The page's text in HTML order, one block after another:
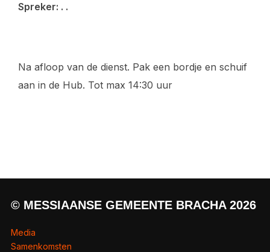
Spreker: . .
Na afloop van de dienst. Pak een bordje en schuif
aan in de Hub. Tot max 14:30 uur
© MESSIAANSE GEMEENTE BRACHA 2026
Media
Samenkomsten